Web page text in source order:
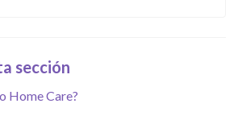
sección
Home Care?